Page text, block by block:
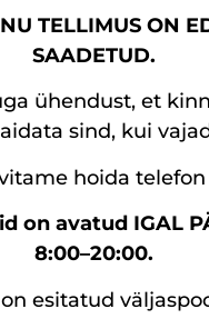
TELLIMUS ON
SAADETUD.
ühendust, et
sind, kui
hoida
on avatud IGAL
8:00–20:00.
esitatud